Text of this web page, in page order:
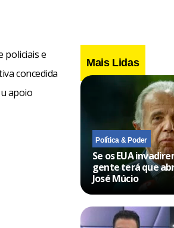
policiais e
concedida
apoio
Mais Lidas
Política & Poder
Se os EUA
gente terá que
José Múcio